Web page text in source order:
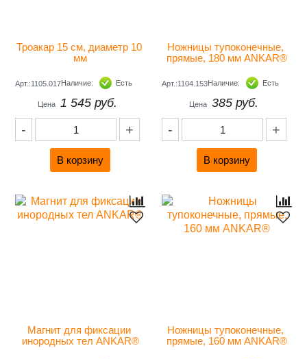
Троакар 15 см, диаметр 10
мм
Арт.:1105.017Наличие: Есть
Цена 1 545 руб.
- +
Ножницы тупоконечные,
прямые, 180 мм ANKAR®
Арт.:1104.153Наличие: Есть
Цена 385 руб.
- +
Магнит для фиксации
инородных тел ANKAR®
Ножницы тупоконечные,
прямые, 160 мм ANKAR®